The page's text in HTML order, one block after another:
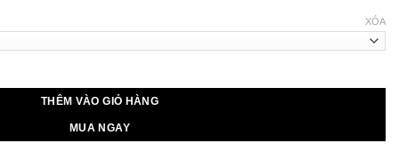
XÓA
THÊM VÀO GIỎ HÀNG
MUA NGAY